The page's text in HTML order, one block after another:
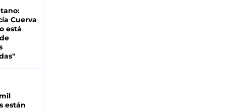
Cuerva
está
están